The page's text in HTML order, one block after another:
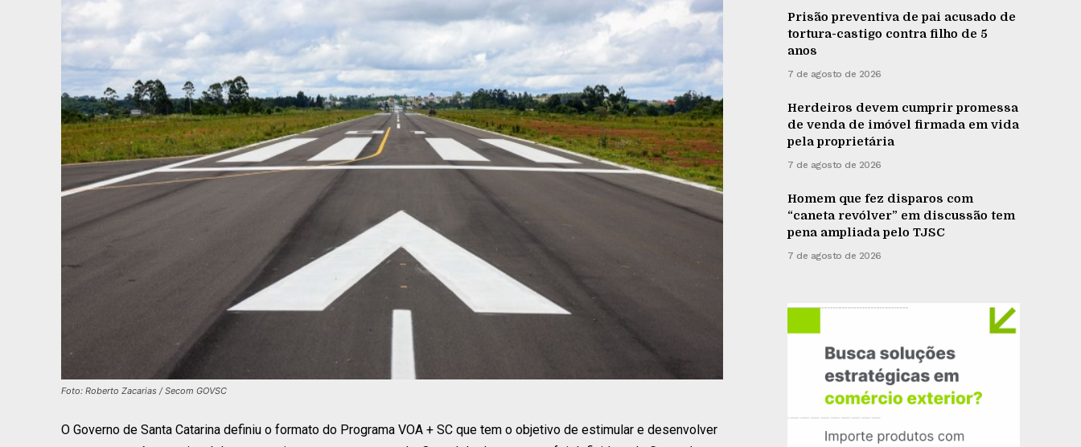
Foto: Roberto Zacarias / Secom GOVSC
O Governo de Santa Catarina definiu o formato do Programa VOA + SC que tem o objetivo de estimular e desenvolver
Prisão preventiva de pai acusado de
tortura-castigo contra filho de 5
anos
7 de agosto de 2026
Herdeiros devem cumprir promessa
de venda de imóvel firmada em vida
pela proprietária
7 de agosto de 2026
Homem que fez disparos com
“caneta revólver” em discussão tem
pena ampliada pelo TJSC
7 de agosto de 2026